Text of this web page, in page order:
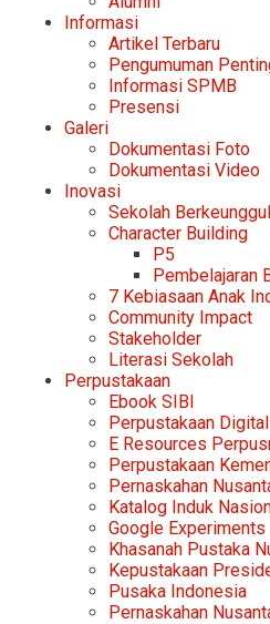
Informasi
Artikel Terbaru
Pengumuman
Informasi SPMB
Presensi
Galeri
Dokumentasi Foto
Dokumentasi Video
Inovasi
Sekolah
Character Building
P5
Pembelajaran
7 Kebiasaan Anak
Community Impact
Stakeholder
Literasi Sekolah
Perpustakaan
Ebook SIBI
Perpustakaan Digital
E Resources
Perpustakaan
Pernaskahan
Katalog Induk
Google Experiments
Khasanah Pustaka
Kepustakaan
Pusaka Indonesia
Pernaskahan